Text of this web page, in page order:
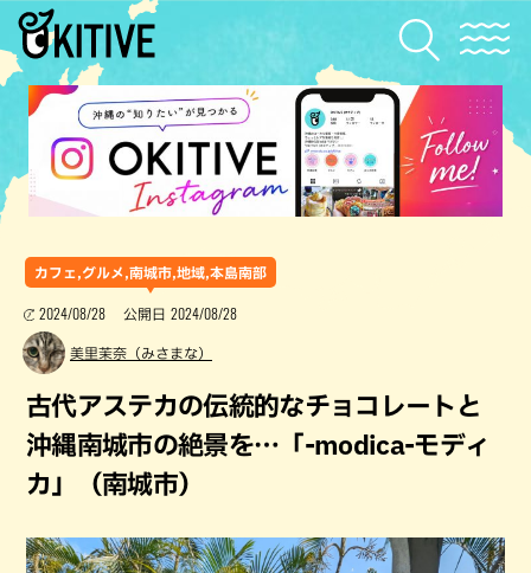
カフェ,グルメ,南城市,地域,本島南部
2024/08/28 公開日 2024/08/28
美里茉奈（みさまな）
古代アステカの伝統的なチョコレートと
沖縄南城市の絶景を…「-modica-モディ
カ」（南城市）